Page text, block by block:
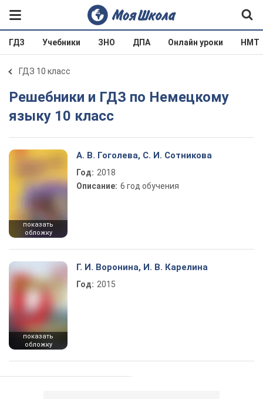
ГДЗ Учебники ЗНО ДПА Онлайн уроки НМТ
ГДЗ 10 класс
Решебники и ГДЗ по Немецкому
языку 10 класс
показать
обложку
А. В. Гоголева, С. И. Сотникова
Год: 2018
Описание: 6 год обучения
показать
обложку
Г. И. Воронина, И. В. Карелина
Год: 2015